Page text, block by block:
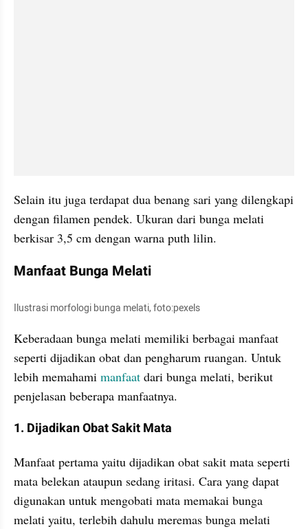
Selain itu juga terdapat dua benang sari yang dilengkapi
dengan filamen pendek. Ukuran dari bunga melati
berkisar 3,5 cm dengan warna puth lilin.
Manfaat Bunga Melati
Ilustrasi morfologi bunga melati, foto:pexels
Keberadaan bunga melati memiliki berbagai manfaat
seperti dijadikan obat dan pengharum ruangan. Untuk
lebih memahami manfaat dari bunga melati, berikut
penjelasan beberapa manfaatnya.
1. Dijadikan Obat Sakit Mata
Manfaat pertama yaitu dijadikan obat sakit mata seperti
mata belekan ataupun sedang iritasi. Cara yang dapat
digunakan untuk mengobati mata memakai bunga
melati yaitu, terlebih dahulu meremas bunga melati